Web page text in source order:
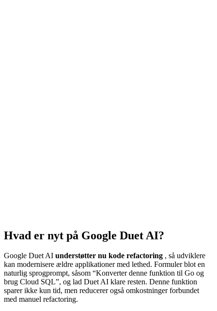
Hvad er nyt på Google Duet AI?
Google Duet AI understøtter nu kode refactoring , så udviklere
kan modernisere ældre applikationer med lethed. Formuler blot en
naturlig sprogprompt, såsom “Konverter denne funktion til Go og
brug Cloud SQL”, og lad Duet AI klare resten. Denne funktion
sparer ikke kun tid, men reducerer også omkostninger forbundet
med manuel refactoring.